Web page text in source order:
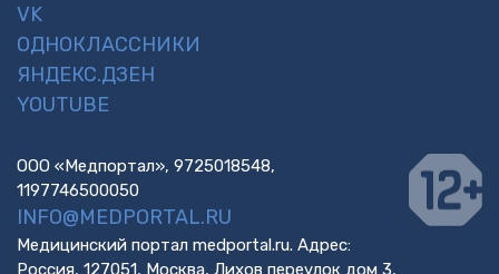
VK
ОДНОКЛАССНИКИ
ЯНДЕКС.ДЗЕН
YOUTUBE
ООО «Медпортал», 9725018548,
1197746500050
INFO@MEDPORTAL.RU
Медицинский портал medportal.ru. Адрес:
Россия, 127051, Москва, Лихов переулок дом 3,